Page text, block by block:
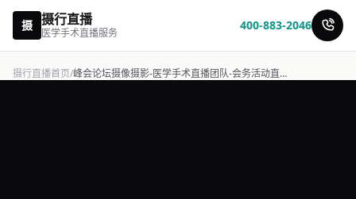
摄 摄行直播
医学手术直播服务
400-883-2046
摄行直播首页/ 峰会论坛摄像摄影-医学手术直播团队-会务活动直播公司-摄行